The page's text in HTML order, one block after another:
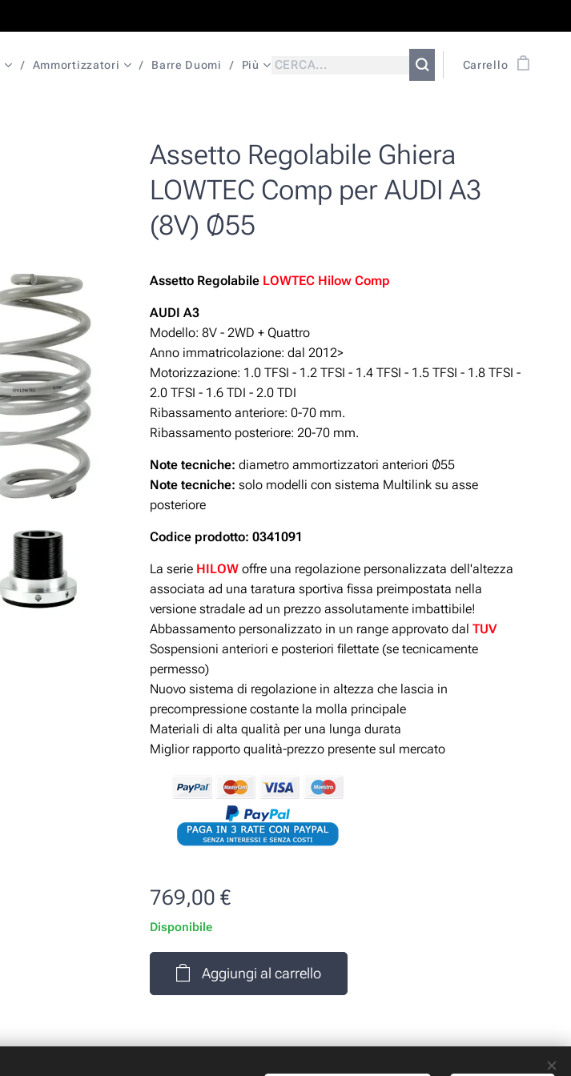
Ammortizzatori Barre Duomi Più Carrello
Assetto Regolabile Ghiera
LOWTEC Comp per AUDI A3
(8V) Ø55
Assetto Regolabile LOWTEC Hilow Comp
AUDI A3
Modello: 8V - 2WD + Quattro
Anno immatricolazione: dal 2012>
Motorizzazione: 1.0 TFSI - 1.2 TFSI - 1.4 TFSI - 1.5 TFSI - 1.8 TFSI -
2.0 TFSI - 1.6 TDI - 2.0 TDI
Ribassamento anteriore: 0-70 mm.
Ribassamento posteriore: 20-70 mm.
Note tecniche:diametro ammortizzatori anteriori Ø55
Note tecniche:solo modelli con sistema Multilink su asse
posteriore
Codice prodotto: 0341091
La serie HILOW offre una regolazione personalizzata dell'altezza
associata ad una taratura sportiva fissa preimpostata nella
versione stradale ad un prezzo assolutamente imbattibile!
Abbassamento personalizzato in un range approvato dal TUV
Sospensioni anteriori e posteriori filettate (se tecnicamente
permesso)
Nuovo sistema di regolazione in altezza che lascia in
precompressione costante la molla principale
Materiali di alta qualità per una lunga durata
Miglior rapporto qualità-prezzo presente sul mercato
769,00 €
Disponibile
Aggiungi al carrello